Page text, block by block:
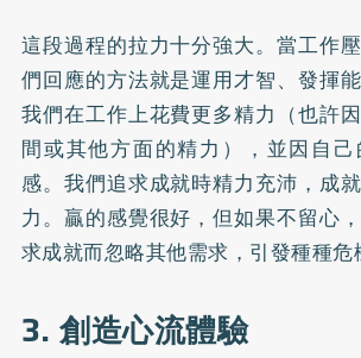
這段過程的拉力十分強大。當工作
們回應的方法就是運用才智、發揮
我們在工作上花費更多精力（也許
間或其他方面的精力），並因自
感。我們追求成就時精力充沛，成
力。贏的感覺很好，但如果不留心
求成就而忽略其他需求，引發種種危
3. 創造心流體驗